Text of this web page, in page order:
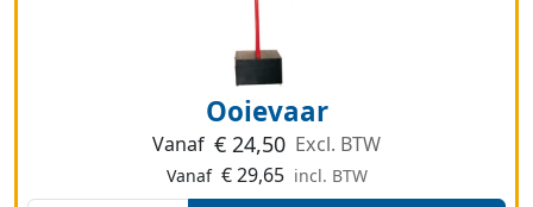
Ooievaar
Vanaf € 24,50 Excl. BTW
Vanaf € 29,65 incl. BTW